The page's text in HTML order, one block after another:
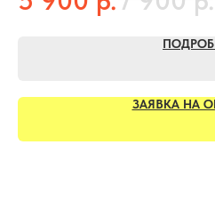
ЗАЯВКА НА